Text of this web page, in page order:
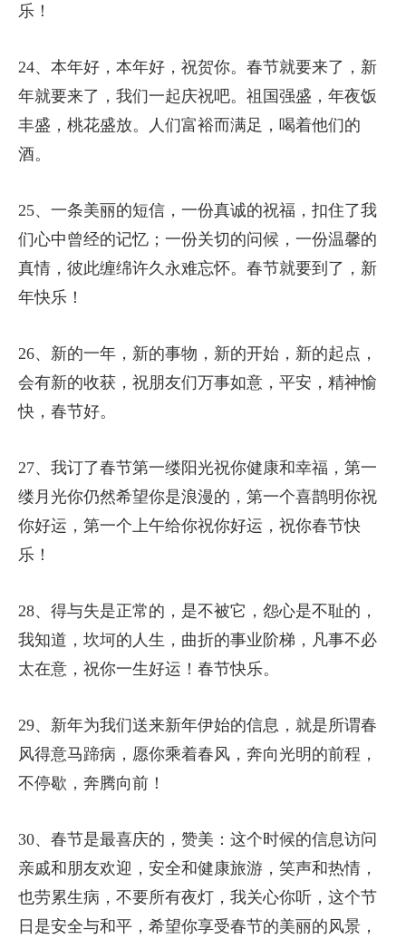
乐！
24、本年好，本年好，祝贺你。春节就要来了，新
年就要来了，我们一起庆祝吧。祖国强盛，年夜饭
丰盛，桃花盛放。人们富裕而满足，喝着他们的
酒。
25、一条美丽的短信，一份真诚的祝福，扣住了我
们心中曾经的记忆；一份关切的问候，一份温馨的
真情，彼此缠绵许久永难忘怀。春节就要到了，新
年快乐！
26、新的一年，新的事物，新的开始，新的起点，
会有新的收获，祝朋友们万事如意，平安，精神愉
快，春节好。
27、我订了春节第一缕阳光祝你健康和幸福，第一
缕月光你仍然希望你是浪漫的，第一个喜鹊明你祝
你好运，第一个上午给你祝你好运，祝你春节快
乐！
28、得与失是正常的，是不被它，怨心是不耻的，
我知道，坎坷的人生，曲折的事业阶梯，凡事不必
太在意，祝你一生好运！春节快乐。
29、新年为我们送来新年伊始的信息，就是所谓春
风得意马蹄病，愿你乘着春风，奔向光明的前程，
不停歇，奔腾向前！
30、春节是最喜庆的，赞美：这个时候的信息访问
亲戚和朋友欢迎，安全和健康旅游，笑声和热情，
也劳累生病，不要所有夜灯，我关心你听，这个节
日是安全与和平，希望你享受春节的美丽的风景，